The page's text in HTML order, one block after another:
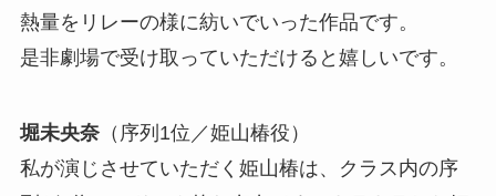
熱量をリレーの様に紡いでいった作品です。
是非劇場で受け取っていただけると嬉しいです。
堀未央奈（序列1位／姫山椿役）
私が演じさせていただく姫山椿は、クラス内の序